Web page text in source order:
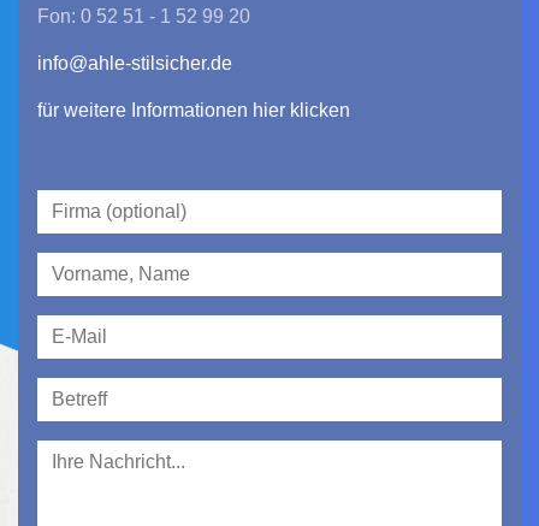
Fon: 0 52 51 - 1 52 99 20
info@ahle-stilsicher.de
für weitere Informationen hier klicken